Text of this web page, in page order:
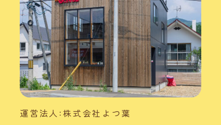
運営法人:株式会社よつ葉